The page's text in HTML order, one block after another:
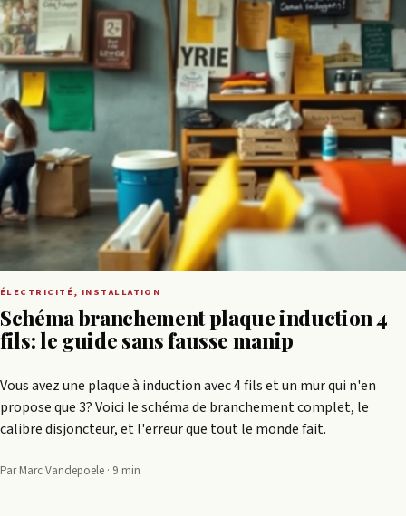
ÉLECTRICITÉ, INSTALLATION
Schéma branchement plaque induction 4
fils: le guide sans fausse manip
Vous avez une plaque à induction avec 4 fils et un mur qui n'en
propose que 3? Voici le schéma de branchement complet, le
calibre disjoncteur, et l'erreur que tout le monde fait.
Par Marc Vandepoele · 9 min